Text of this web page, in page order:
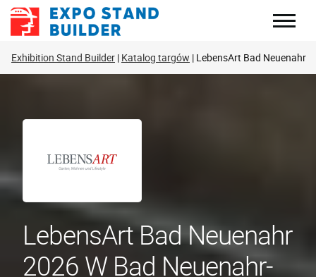
Skip
Exhibition Stand Builder Katalog targów LebensArt Bad Neuenahr
LebensArt Bad Neuenahr
2026 W Bad Neuenahr-